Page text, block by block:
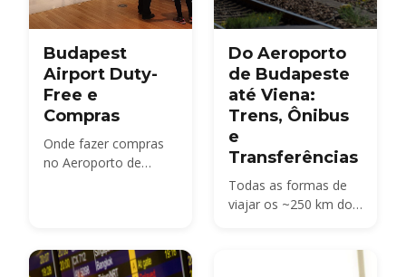
Budapest
Airport Duty-
Free e
Compras
Onde fazer compras
no Aeroporto de
em voos dentro e fora
Do Aeroporto
de Budapeste
até Viena:
Trens, Ônibus
e
Transferências
Todas as formas de
viajar os ~250 km do